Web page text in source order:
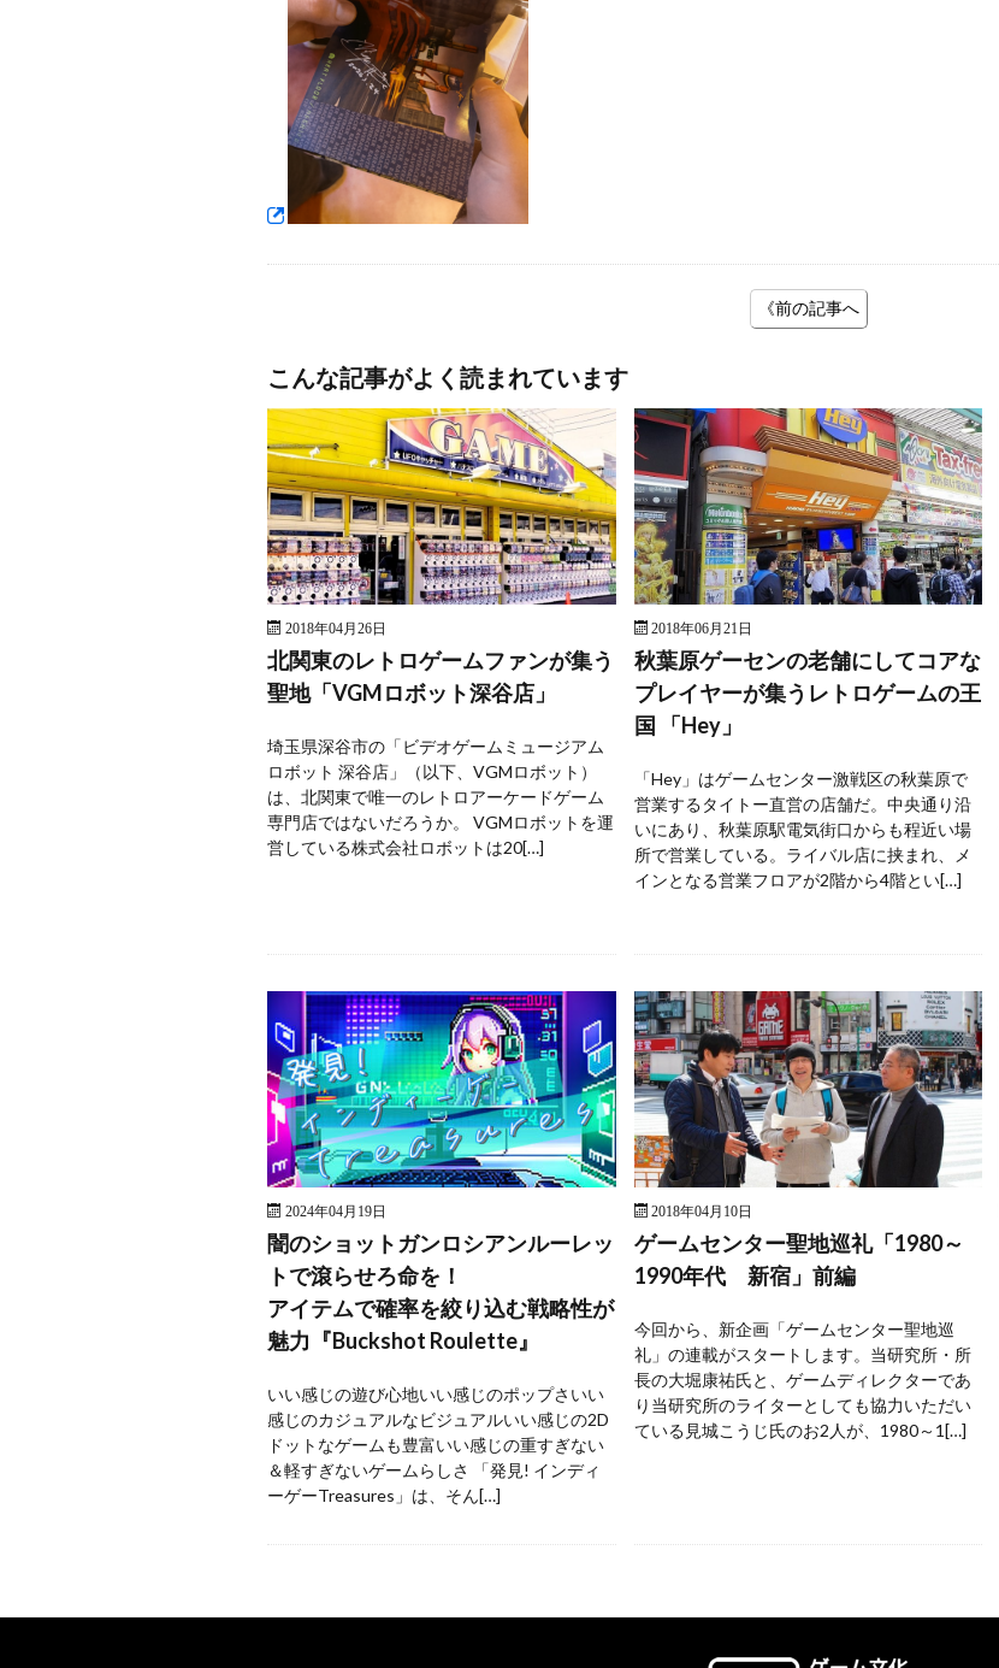
《前の記事へ
こんな記事がよく読まれています
2018年04月26日
北関東のレトロゲームファンが集う
聖地「VGMロボット深谷店」
埼玉県深谷市の「ビデオゲームミュージアム
ロボット 深谷店」（以下、VGMロボット）
は、北関東で唯一のレトロアーケードゲーム
専門店ではないだろうか。 VGMロボットを運
営している株式会社ロボットは20[…]
2018年06月21日
秋葉原ゲーセンの老舗にしてコアな
プレイヤーが集うレトロゲームの王
国 「Hey」
「Hey」はゲームセンター激戦区の秋葉原で
営業するタイトー直営の店舗だ。中央通り沿
いにあり、秋葉原駅電気街口からも程近い場
所で営業している。ライバル店に挟まれ、メ
インとなる営業フロアが2階から4階とい[…]
2024年04月19日
闇のショットガンロシアンルーレッ
トで滾らせろ命を！
アイテムで確率を絞り込む戦略性が
魅力『Buckshot Roulette』
いい感じの遊び心地いい感じのポップさいい
感じのカジュアルなビジュアルいい感じの2D
ドットなゲームも豊富いい感じの重すぎない
＆軽すぎないゲームらしさ 「発見! インディ
ーゲーTreasures」は、そん[…]
2018年04月10日
ゲームセンター聖地巡礼「1980～
1990年代 新宿」前編
今回から、新企画「ゲームセンター聖地巡
礼」の連載がスタートします。当研究所・所
長の大堀康祐氏と、ゲームディレクターであ
り当研究所のライターとしても協力いただい
ている見城こうじ氏のお2人が、1980～1[…]